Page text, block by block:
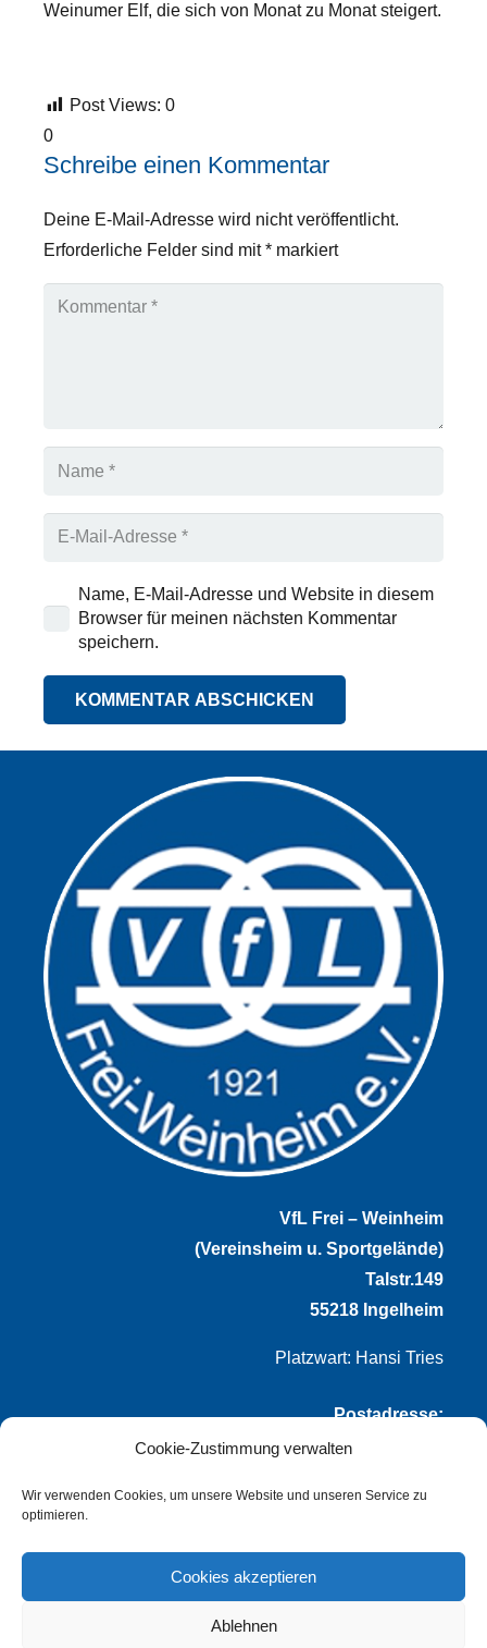
Cookie-Zustimmung verwalten
Wir verwenden Cookies, um unsere Website und unseren Service zu
optimieren.
Cookies akzeptieren
Ablehnen
Weinumer Elf, die sich von Monat zu Monat steigert.
Post Views: 0
0
Schreibe einen Kommentar
Deine E-Mail-Adresse wird nicht veröffentlicht.
Erforderliche Felder sind mit* markiert
Name, E-Mail-Adresse und Website in diesem
Browser für meinen nächsten Kommentar
speichern.
KOMMENTAR ABSCHICKEN
VfL Frei – Weinheim
(Vereinsheim u. Sportgelände)
Talstr.149
55218 Ingelheim
Platzwart: Hansi Tries
Postadresse:
VfL Frei-Weinheim 1921 e.V.
Thomas Winternheimer
Talstr. 149
55218 Ingelheim